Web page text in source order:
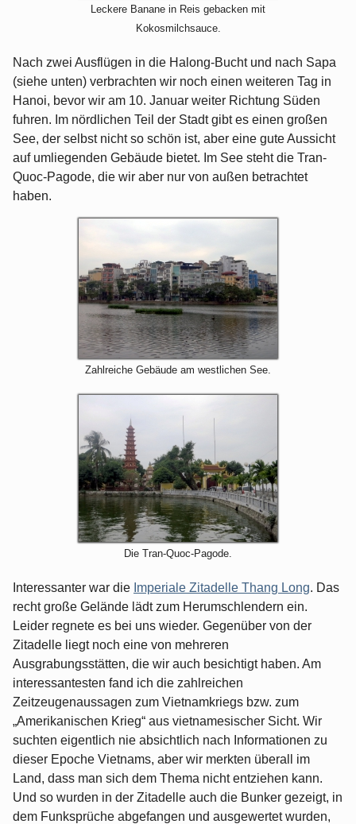
Leckere Banane in Reis gebacken mit
Kokosmilchsauce.
Nach zwei Ausflügen in die Halong-Bucht und nach Sapa
(siehe unten) verbrachten wir noch einen weiteren Tag in
Hanoi, bevor wir am 10. Januar weiter Richtung Süden
fuhren. Im nördlichen Teil der Stadt gibt es einen großen
See, der selbst nicht so schön ist, aber eine gute Aussicht
auf umliegenden Gebäude bietet. Im See steht die Tran-
Quoc-Pagode, die wir aber nur von außen betrachtet
haben.
Zahlreiche Gebäude am westlichen See.
Die Tran-Quoc-Pagode.
Interessanter war die Imperiale Zitadelle Thang Long. Das
recht große Gelände lädt zum Herumschlendern ein.
Leider regnete es bei uns wieder. Gegenüber von der
Zitadelle liegt noch eine von mehreren
Ausgrabungsstätten, die wir auch besichtigt haben. Am
interessantesten fand ich die zahlreichen
Zeitzeugenaussagen zum Vietnamkriegs bzw. zum
„Amerikanischen Krieg“ aus vietnamesischer Sicht. Wir
suchten eigentlich nie absichtlich nach Informationen zu
dieser Epoche Vietnams, aber wir merkten überall im
Land, dass man sich dem Thema nicht entziehen kann.
Und so wurden in der Zitadelle auch die Bunker gezeigt, in
dem Funksprüche abgefangen und ausgewertet wurden,